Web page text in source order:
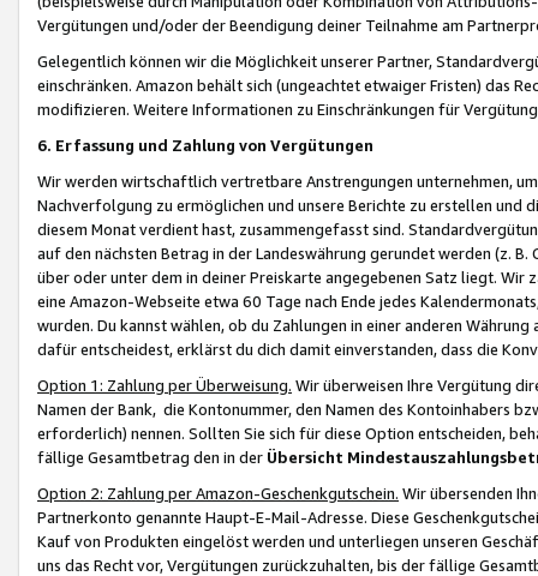
Vergütungen und/oder der Beendigung deiner Teilnahme am
Gelegentlich können wir die Möglichkeit unserer Partner,
einschränken. Amazon behält sich (ungeachtet etwaiger Fristen) das
modifizieren. Weitere Informationen zu Einschränkungen für
6. Erfassung und Zahlung von Vergütungen
Wir werden wirtschaftlich vertretbare Anstrengungen unternehmen,
Nachverfolgung zu ermöglichen und unsere Berichte zu erstellen und
diesem Monat verdient hast, zusammengefasst sind.
auf den nächsten Betrag in der Landeswährung gerundet werden (z.
über oder unter dem in deiner Preiskarte angegebenen Satz liegt.
eine Amazon-Webseite etwa 60 Tage nach Ende jedes
wurden. Du kannst wählen, ob du Zahlungen in einer anderen
dafür entscheidest, erklärst du dich damit einverstanden, dass die
Option 1: Zahlung per Überweisung. Wir überweisen Ihre Vergütung
Namen der Bank, die Kontonummer, den Namen des Kontoinhabers
erforderlich) nennen. Sollten Sie sich für diese Option entscheiden,
fällige Gesamtbetrag den in der Übersicht
Option 2: Zahlung per Amazon-Geschenkgutschein. Wir übersenden
Partnerkonto genannte Haupt-E-Mail-Adresse. Diese
Kauf von Produkten eingelöst werden und unterliegen unseren
uns das Recht vor, Vergütungen zurückzuhalten, bis der fällige